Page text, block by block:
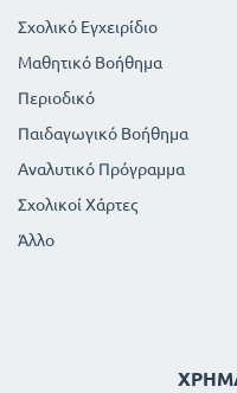
Σχολικό Εγχειρίδιο
Μαθητικό Βοήθημα
Περιοδικό
Παιδαγωγικό Βοήθημα
Αναλυτικό Πρόγραμμα
Σχολικοί Χάρτες
Άλλο